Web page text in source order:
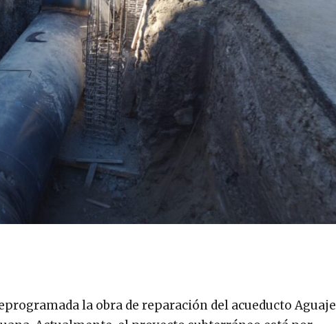
la obra de reparación del acueducto Aguaje